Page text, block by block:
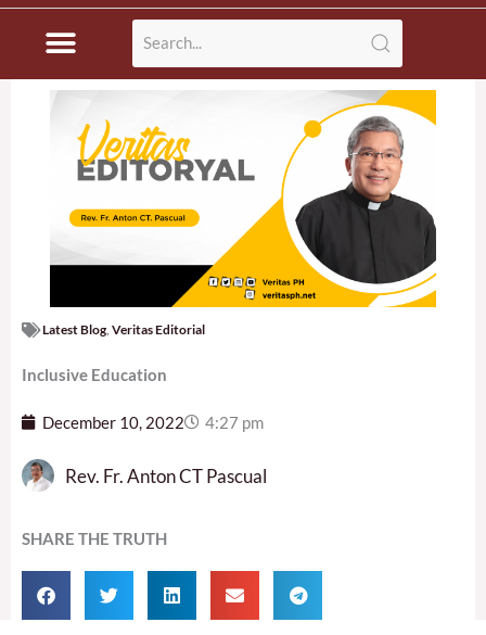
Latest Blog Veritas Editorial
Inclusive Education
December 10, 2022 4:27 pm
Rev. Fr. Anton CT Pascual
SHARE THE TRUTH